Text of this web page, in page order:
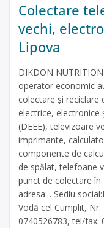
Colectare
vechi,
Lipova
DIKDON
operator economic
colectare și reciclare
electrice, electronice
(DEEE), televizoare
imprimante,
componente de
de spălat, telefoane
punct de colectare în
adresa: . Sediu
Vodă cel Cumplit, Nr.
0740526783, tel/fax: